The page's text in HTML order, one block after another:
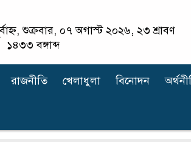
শুক্রবার, ০৭ অগাস্ট ২০২৬, ২৩ শ্রাবণ
১৪৩৩ বঙ্গাব্দ
রাজনীতি খেলাধুলা বিনোদন